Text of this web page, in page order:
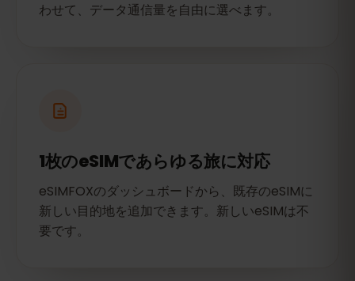
わせて、データ通信量を自由に選べます。
1枚のeSIMであらゆる旅に対応
eSIMFOXのダッシュボードから、既存のeSIMに
新しい目的地を追加できます。新しいeSIMは不
要です。